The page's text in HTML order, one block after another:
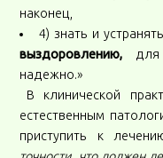
наконец,
4) знать и устранять
выздоровлению, для
надежно.»
В клинической
естественным
приступить к